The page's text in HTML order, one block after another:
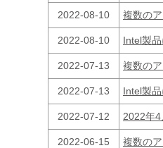
2022-08-10 複数の
2022-08-10 Intel製
2022-07-13 複数の
2022-07-13 Intel製
2022-07-12 2022年
2022-06-15 複数の